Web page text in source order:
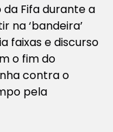
Fifa durante a
na ‘bandeira’
faixas e discurso
o fim do
contra o
pela